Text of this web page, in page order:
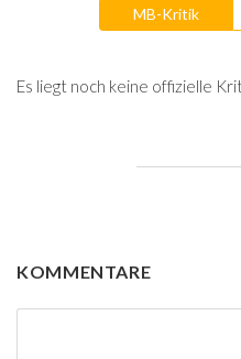
MB-Kritik
Es liegt noch keine offizielle
KOMMENTARE